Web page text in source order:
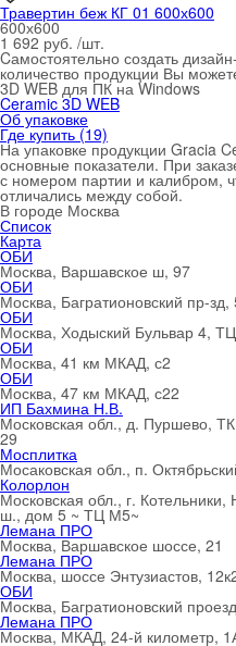
Травертин беж КГ 01 600х600
600х600
1 692 руб. /шт.
Cамостоятельно создать
количество продукции Вы
3D WEB для ПК на Windows
Ceramic 3D WEB
Об упаковке
Где купить (19)
На упаковке продукции Gracia
основные показатели. При
с номером партии и калибром,
отличались между собой.
В городе Москва
Список
Карта
ОБИ
Москва, Варшавское ш, 97
ОБИ
Москва, Багратионовский пр-зд,
ОБИ
Москва, Ходыский Бульвар 4,
ОБИ
Москва, 41 км МКАД, с2
ОБИ
Москва, 47 км МКАД, с22
ИП Бахмина Н.В.
Московская обл., д. Пуршево,
29
Мосплитка
Мосаковская обл., п.
Колорлон
Московская обл., г. Котельники,
ш., дом 5 ~ ТЦ М5~
Лемана ПРО
Москва, Варшавское шоссе, 21
Лемана ПРО
Москва, шоссе Энтузиастов,
ОБИ
Москва, Багратионовский
Лемана ПРО
Москва, МКАД, 24-й километр,